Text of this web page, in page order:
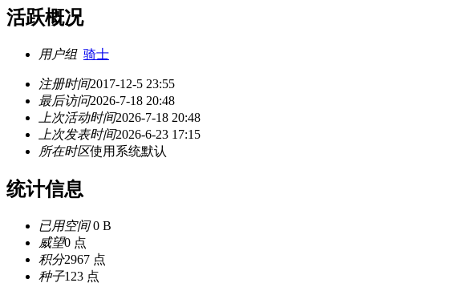
活跃概况
用户组 骑士
注册时间2017-12-5 23:55
最后访问2026-7-18 20:48
上次活动时间2026-7-18 20:48
上次发表时间2026-6-23 17:15
所在时区使用系统默认
统计信息
已用空间0 B
威望0 点
积分2967 点
种子123 点